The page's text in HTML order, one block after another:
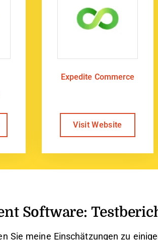
Expedite Commerce
Visit Website
Software:
Sie meine Einschätzungen zu